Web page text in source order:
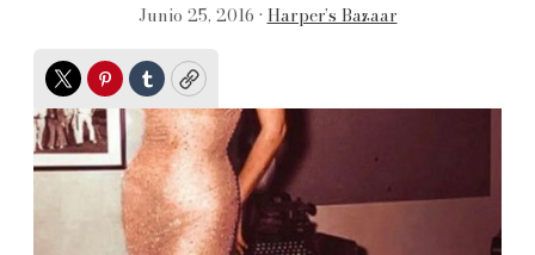
Junio 25, 2016 • Harper’s Bazaar
TwitterPinterest
TumblrCopy